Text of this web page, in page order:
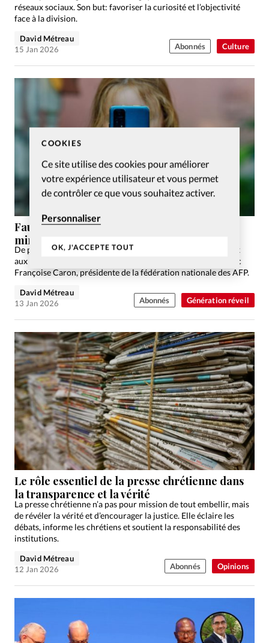
COOKIES
Ce site utilise des cookies pour améliorer
votre expérience utilisateur et vous permet
de contrôler ce que vous souhaitez activer.
Personnaliser
OK, J'ACCEPTE TOUT
Culture
réseaux sociaux. Son but: favoriser la curiosité et l’objectivité
face à la division.
David Métreau
15 Jan 2026
Abonnés
Génération réveil
Faut-il interdire les réseaux sociaux aux
mineurs?
De plus en plus de pays désirent interdire les réseaux sociaux
aux mineurs. Vrai problème, mauvaise solution? Analyse avec
Françoise Caron, présidente de la fédération nationale des AFP.
David Métreau
13 Jan 2026
Abonnés
Opinions
Le rôle essentiel de la presse chrétienne dans
la transparence et la vérité
La presse chrétienne n’a pas pour mission de tout embellir, mais
de révéler la vérité et d’encourager la justice. Elle éclaire les
débats, informe les chrétiens et soutient la responsabilité des
institutions.
David Métreau
12 Jan 2026
Abonnés